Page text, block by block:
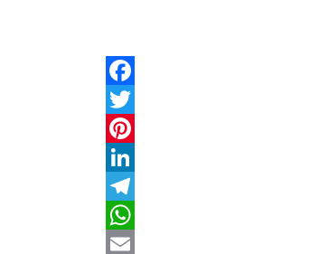
Facebook
Twitter
Pinterest
LinkedIn
Telegram
WhatsApp